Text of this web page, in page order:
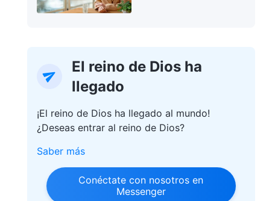
El reino de Dios ha
llegado
¡El reino de Dios ha llegado al mundo!
¿Deseas entrar al reino de Dios?
Saber más
Conéctate con nosotros en
Messenger